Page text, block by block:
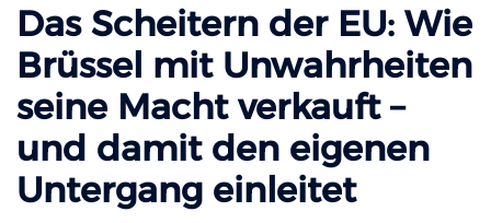
Das Scheitern der EU: Wie
Brüssel mit Unwahrheiten
seine Macht verkauft –
und damit den eigenen
Untergang einleitet